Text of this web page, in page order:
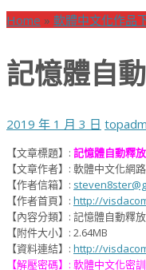
Home » 軟體中文化作品
記憶體自
2019 年 1 月 3 日
【文章標題】: 記憶體自動釋
【文章作者】: 軟體中文化網
【作者信箱】:
【作者首頁】: http://
【內容分類】: 記憶體自動釋放
【附件大小】: 2.64MB
【資料連結】: http://
【解壓密碼】: 軟體中文化密